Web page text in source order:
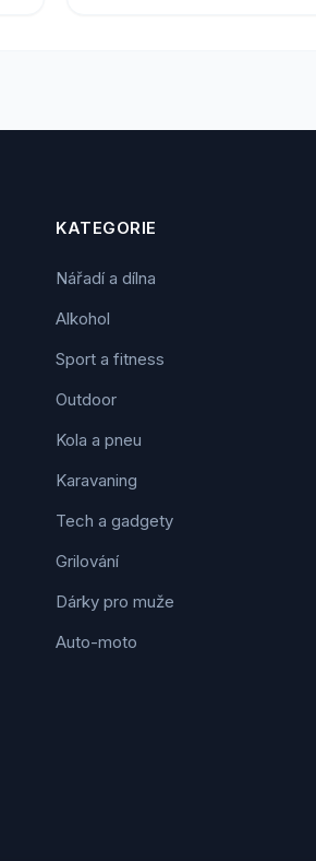
KATEGORIE
Nářadí a dílna
Alkohol
Sport a fitness
Outdoor
Kola a pneu
Karavaning
Tech a gadgety
Grilování
Dárky pro muže
Auto-moto